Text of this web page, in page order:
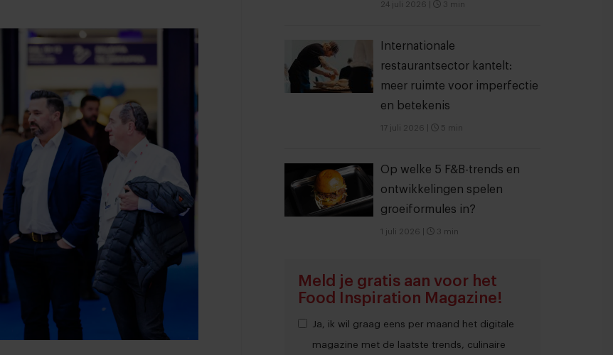
24 juli 2026 3 min
Internationale
restaurantsector kantelt:
meer ruimte voor imperfectie
en betekenis
17 juli 2026 5 min
Op welke 5 F&B-trends en
ontwikkelingen spelen
groeiformules in?
1 juli 2026 3 min
Meld je gratis aan voor het
Food Inspiration Magazine!
Ja, ik wil graag eens per maand het digitale
magazine met de laatste trends, culinaire